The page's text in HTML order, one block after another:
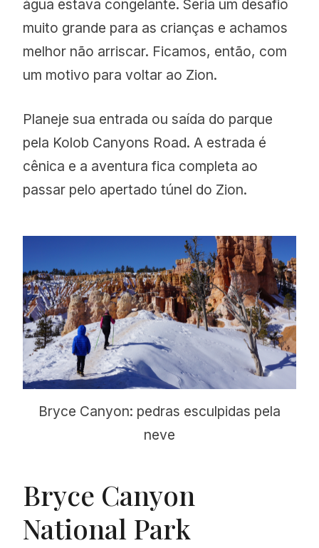
água estava congelante. Seria um desafio
muito grande para as crianças e achamos
melhor não arriscar. Ficamos, então, com
um motivo para voltar ao Zion.
Planeje sua entrada ou saída do parque
pela Kolob Canyons Road. A estrada é
cênica e a aventura fica completa ao
passar pelo apertado túnel do Zion.
Bryce Canyon: pedras esculpidas pela
neve
Bryce Canyon
National Park